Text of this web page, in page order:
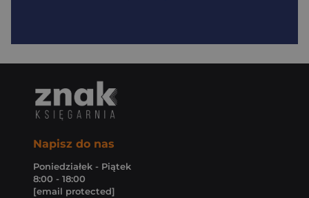
Napisz do nas
Poniedziałek - Piątek
8:00 - 18:00
[email protected]